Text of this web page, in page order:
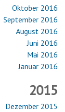
Oktober 2016
September 2016
August 2016
Juni 2016
Mai 2016
Januar 2016
2015
Dezember 2015